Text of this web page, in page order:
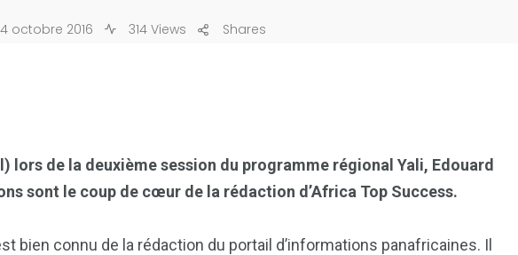
octobre 2016 314 Views Shares
lors de la deuxième session du programme régional Yali, Edouard
sont le coup de cœur de la rédaction d’Africa Top Success.
bien connu de la rédaction du portail d’informations panafricaines. Il